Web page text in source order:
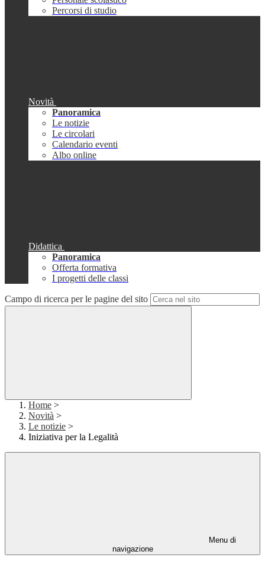
Percorsi di studio
Novità
Panoramica
Le notizie
Le circolari
Calendario eventi
Albo online
Didattica
Panoramica
Offerta formativa
I progetti delle classi
Campo di ricerca per le pagine del sito
Home >
Novità >
Le notizie >
Iniziativa per la Legalità
Menu di
navigazione